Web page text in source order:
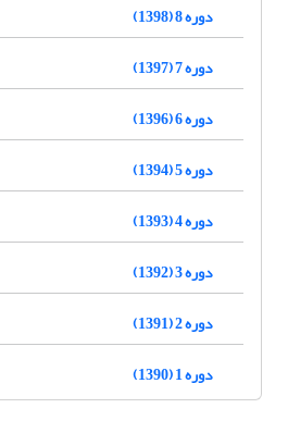
دوره 8 (1398)
دوره 7 (1397)
دوره 6 (1396)
دوره 5 (1394)
دوره 4 (1393)
دوره 3 (1392)
دوره 2 (1391)
دوره 1 (1390)